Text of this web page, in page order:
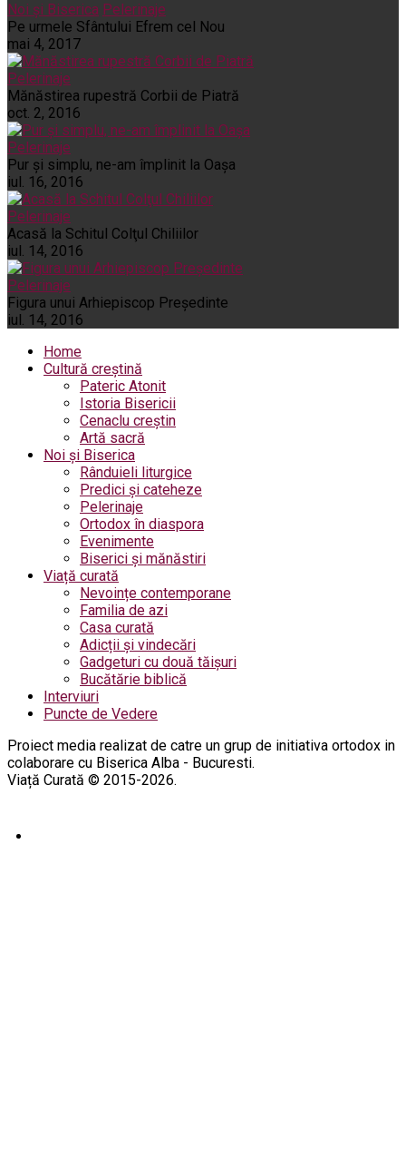
Noi și Biserica Pelerinaje
Pe urmele Sfântului Efrem cel Nou
mai 4, 2017
Pelerinaje
Mănăstirea rupestră Corbii de Piatră
oct. 2, 2016
Pelerinaje
Pur şi simplu, ne-am împlinit la Oaşa
iul. 16, 2016
Pelerinaje
Acasă la Schitul Colţul Chiliilor
iul. 14, 2016
Pelerinaje
Figura unui Arhiepiscop Preşedinte
iul. 14, 2016
Home
Cultură creștină
Pateric Atonit
Istoria Bisericii
Cenaclu creștin
Artă sacră
Noi și Biserica
Rânduieli liturgice
Predici și cateheze
Pelerinaje
Ortodox în diaspora
Evenimente
Biserici și mănăstiri
Viață curată
Nevoințe contemporane
Familia de azi
Casa curată
Adicții și vindecări
Gadgeturi cu două tăișuri
Bucătărie biblică
Interviuri
Puncte de Vedere
Proiect media realizat de catre un grup de initiativa ortodox in
colaborare cu Biserica Alba - Bucuresti.
Viață Curată © 2015-2026.